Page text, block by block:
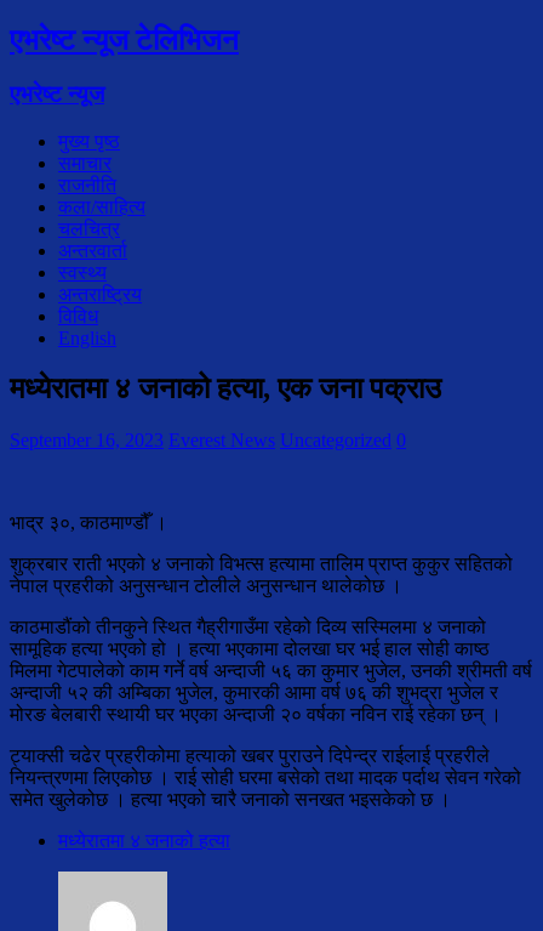
एभरेष्ट न्यूज टेलिभिजन
एभरेष्ट न्यूज
मुख्य पृष्ठ
समाचार
राजनीति
कला/साहित्य
चलचित्र
अन्तरवार्ता
स्वस्थ्य
अन्तराष्ट्रिय
विविध
English
मध्येरातमा ४ जनाको हत्या, एक जना पक्राउ
September 16, 2023 Everest News Uncategorized 0
भाद्र ३०, काठमाण्डौँ ।
शुक्रबार राती भएको ४ जनाको विभत्स हत्यामा तालिम प्राप्त कुकुर सहितको
नेपाल प्रहरीको अनुसन्धान टोलीले अनुसन्धान थालेकोछ ।
काठमाडौंको तीनकुने स्थित गैह्रीगाउँमा रहेको दिव्य सस्मिलमा ४ जनाको
सामूहिक हत्या भएको हो । हत्या भएकामा दोलखा घर भई हाल सोही काष्ठ
मिलमा गेटपालेको काम गर्ने वर्ष अन्दाजी ५६ का कुमार भुजेल, उनकी श्रीमती वर्ष
अन्दाजी ५२ की अम्बिका भुजेल, कुमारकी आमा वर्ष ७६ की शुभद्रा भुजेल र
मोरङ बेलबारी स्थायी घर भएका अन्दाजी २० वर्षका नविन राई रहेका छन् ।
ट्याक्सी चढेर प्रहरीकोमा हत्याको खबर पुराउने दिपेन्द्र राईलाई प्रहरीले
नियन्त्रणमा लिएकोछ । राई सोही घरमा बसेको तथा मादक पर्दाथ सेवन गरेको
समेत खुलेकोछ । हत्या भएको चारै जनाको सनखत भइसकेको छ ।
मध्येरातमा ४ जनाको हत्या